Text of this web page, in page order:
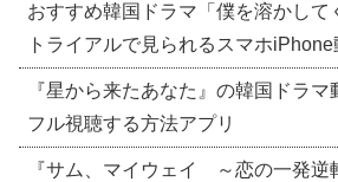
おすすめ韓国ドラマ「僕を溶かして
トライアルで見られるスマホiPhone
『星から来たあなた』の韓国ドラ
フル視聴する方法アプリ
『サム、マイウェイ ～恋の一発逆